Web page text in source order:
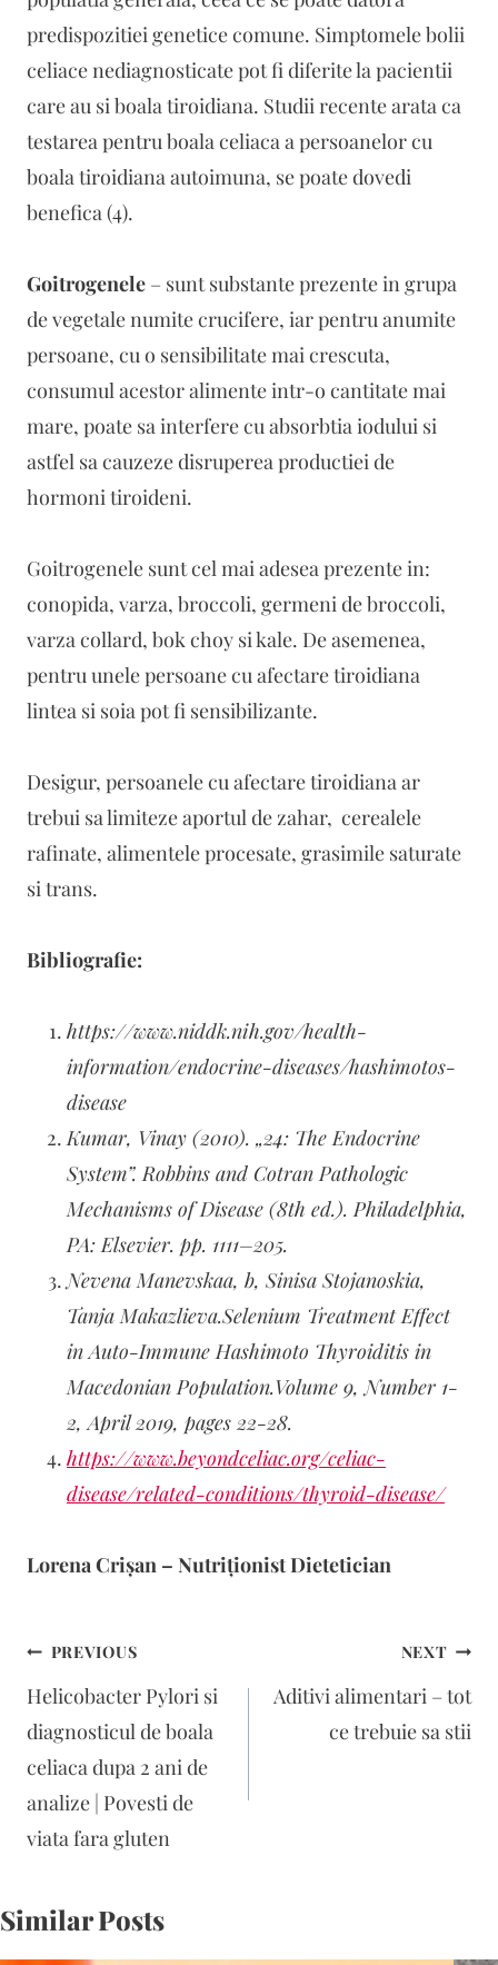
predispozitiei genetice comune. Simptomele bolii
celiace nediagnosticate pot fi diferite la pacientii
care au si boala tiroidiana. Studii recente arata ca
testarea pentru boala celiaca a persoanelor cu
boala tiroidiana autoimuna, se poate dovedi
benefica (4).
Goitrogenele – sunt substante prezente in grupa
de vegetale numite crucifere, iar pentru anumite
persoane, cu o sensibilitate mai crescuta,
consumul acestor alimente intr-o cantitate mai
mare, poate sa interfere cu absorbtia iodului si
astfel sa cauzeze disruperea productiei de
hormoni tiroideni.
Goitrogenele sunt cel mai adesea prezente in:
conopida, varza, broccoli, germeni de broccoli,
varza collard, bok choy si kale. De asemenea,
pentru unele persoane cu afectare tiroidiana
lintea si soia pot fi sensibilizante.
Desigur, persoanele cu afectare tiroidiana ar
trebui sa limiteze aportul de zahar, cerealele
rafinate, alimentele procesate, grasimile saturate
si trans.
Bibliografie:
https://www.niddk.nih.gov/health-
information/endocrine-diseases/hashimotos-
disease
Kumar, Vinay (2010). „24: The Endocrine
System”.Robbins and Cotran Pathologic
Mechanisms of Disease (8th ed.). Philadelphia,
PA: Elsevier. pp. 1111–205.
Nevena Manevskaa, b, Sinisa Stojanoskia,
Tanja Makazlieva.Selenium Treatment Effect
in Auto-Immune Hashimoto Thyroiditis in
Macedonian Population.Volume 9, Number 1-
2, April 2019, pages 22-28.
https://www.beyondceliac.org/celiac-
disease/related-conditions/thyroid-disease/
Lorena Crișan – Nutriționist Dietetician
Navigare
în
articole
PREVIOUS
Helicobacter Pylori si
diagnosticul de boala
celiaca dupa 2 ani de
analize | Povesti de
viata fara gluten
NEXT
Aditivi alimentari – tot
ce trebuie sa stii
Similar Posts